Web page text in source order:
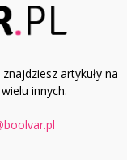
artykuły na
innych.